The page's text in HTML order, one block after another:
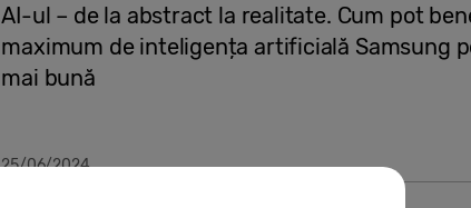
AI-ul – de la abstract la realitate. Cum pot
maximum de inteligența artificială Samsung
mai bună
25/06/2024